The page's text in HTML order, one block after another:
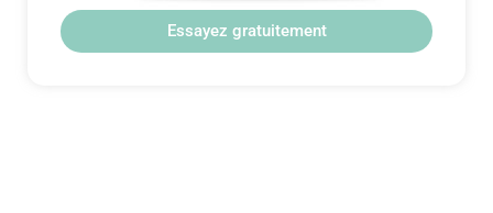
Essayez gratuitement